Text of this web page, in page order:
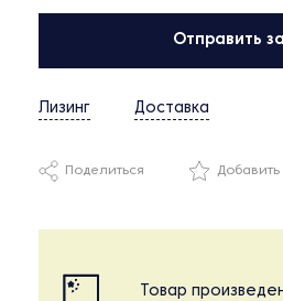
Отправить
Лизинг Доставка
Поделиться
Товар